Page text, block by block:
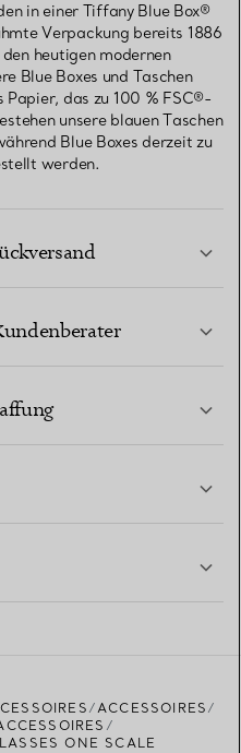
in einer Tiffany Blue Box®
Verpackung bereits 1886
heutigen modernen
Blue Boxes und Taschen
das zu 100 % FSC®-
unsere blauen Taschen
Blue Boxes derzeit zu
werden.
ACCESSOIRES
ONE SCALE